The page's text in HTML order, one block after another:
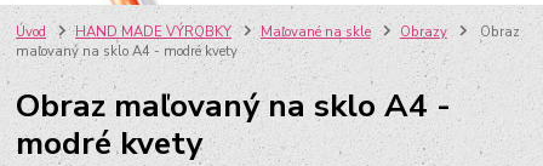
Úvod HAND MADE VÝROBKY Maľované na skle Obrazy
Obraz
maľovaný na sklo A4 - modré kvety
Obraz maľovaný na sklo A4 -
modré kvety